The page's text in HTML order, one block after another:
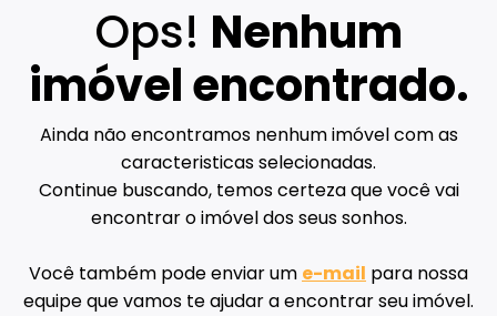
Ops! Nenhum
imóvel encontrado.
Ainda não encontramos nenhum imóvel com as
caracteristicas selecionadas.
Continue buscando, temos certeza que você vai
encontrar o imóvel dos seus sonhos.
Você também pode enviar um e-mail para nossa
equipe que vamos te ajudar a encontrar seu imóvel.